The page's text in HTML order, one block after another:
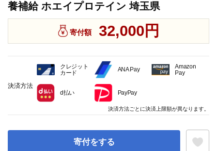
養補給 ホエイプロテイン 埼玉県
寄付額 32,000円
寄付をする
決済方法
クレジット
カード
ANA Pay
Amazon
Pay
d払い PayPay
決済方法ごとに決済上限額が異なります。